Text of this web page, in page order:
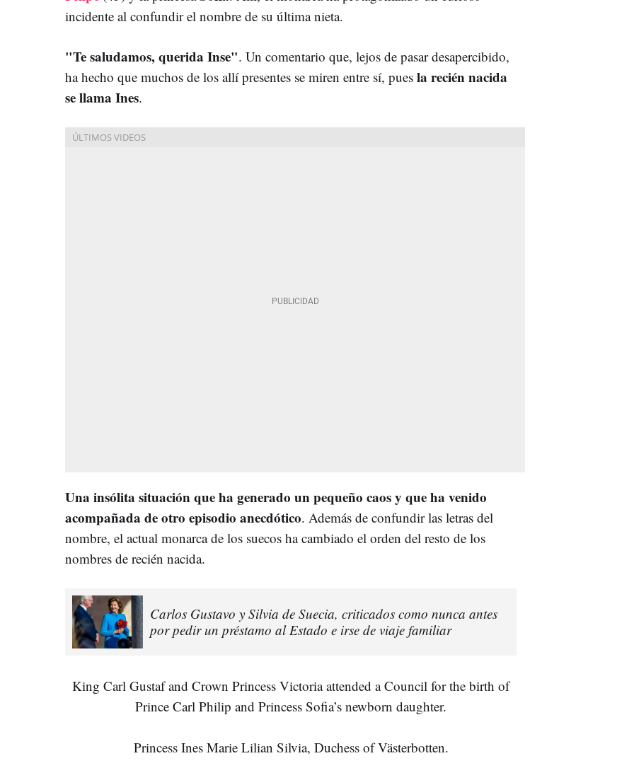
incidente al confundir el nombre de su última nieta.
"Te saludamos, querida Inse". Un comentario que, lejos de pasar desapercibido,
ha hecho que muchos de los allí presentes se miren entre sí, pues la recién nacida
se llama Ines.
Una insólita situación que ha generado un pequeño caos y que ha venido
acompañada de otro episodio anecdótico. Además de confundir las letras del
nombre, el actual monarca de los suecos ha cambiado el orden del resto de los
nombres de recién nacida.
Carlos Gustavo y Silvia de Suecia, criticados como nunca antes
por pedir un préstamo al Estado e irse de viaje familiar
King Carl Gustaf and Crown Princess Victoria attended a Council for the birth of
Prince Carl Philip and Princess Sofia’s newborn daughter.
Princess Ines Marie Lilian Silvia, Duchess of Västerbotten.